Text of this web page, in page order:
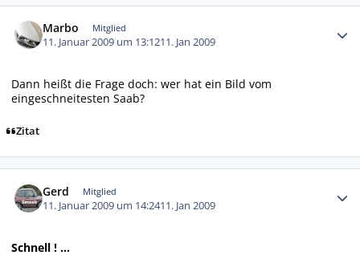
Marbo Mitglied
11. Januar 2009 um 13:1211. Jan 2009
Dann heißt die Frage doch: wer hat ein Bild vom
eingeschneitesten Saab?
Zitat
Gerd Mitglied
11. Januar 2009 um 14:2411. Jan 2009
Schnell ! ...